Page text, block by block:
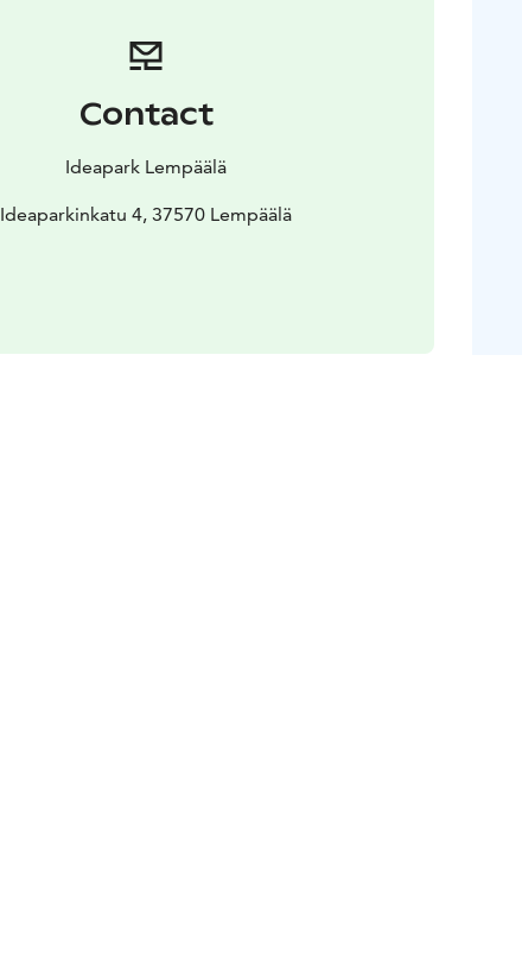
Contact
Ideapark Lempäälä
Ideaparkinkatu 4, 37570 Lempäälä